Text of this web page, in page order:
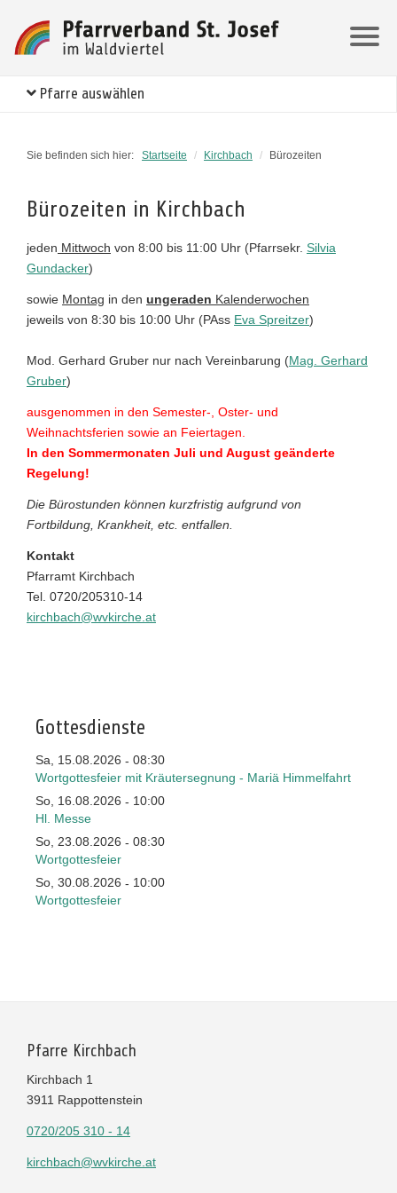
Pfarre auswählen
Sie befinden sich hier: Startseite / Kirchbach / Bürozeiten
Bürozeiten in Kirchbach
jeden Mittwoch von 8:00 bis 11:00 Uhr (Pfarrsekr. Silvia
Gundacker)
sowie Montag in den ungeraden Kalenderwochen
jeweils von 8:30 bis 10:00 Uhr (PAss Eva Spreitzer)
Mod. Gerhard Gruber nur nach Vereinbarung (Mag. Gerhard
Gruber)
ausgenommen in den Semester-, Oster- und
Weihnachtsferien sowie an Feiertagen.
In den Sommermonaten Juli und August geänderte
Regelung!
Die Bürostunden können kurzfristig aufgrund von
Fortbildung, Krankheit, etc. entfallen.
Kontakt
Pfarramt Kirchbach
Tel. 0720/205310-14
kirchbach@wvkirche.at
Gottesdienste
Sa, 15.08.2026 - 08:30
Wortgottesfeier mit Kräutersegnung - Mariä Himmelfahrt
So, 16.08.2026 - 10:00
Hl. Messe
So, 23.08.2026 - 08:30
Wortgottesfeier
So, 30.08.2026 - 10:00
Wortgottesfeier
Pfarre Kirchbach
Kirchbach 1
3911 Rappottenstein
0720/205 310 - 14
kirchbach@wvkirche.at